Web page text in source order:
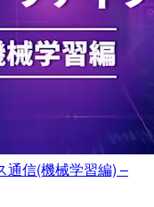
通信(機械学習編) –